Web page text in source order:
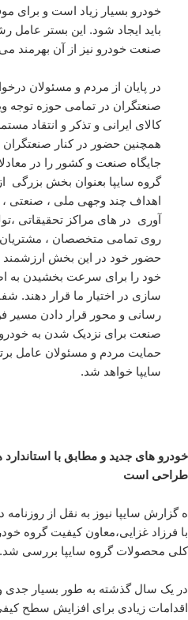
خودرو بسیار زیاد است و برای
باید ایجاد شود. این بستر عامل
صنعت خودرو نیز از آن بهرمند
در پایان از مردم و مسئولان
صنعتگران در تمامی حوزه توجه
کالای ایرانی و تذکر و انتقاد
همچنین حضور در کنار
جایگاه صنعت و کشور را در
گروه سایپا بعنوان بخش بزرگی
اهداف چند وجهی ملی ، صنعتی ،
آوری در های مراکز تحقیقاتی
روی تمامی متخصصان ، مشتریان
حضور خود در این بخش
خود را برای سرعت بخشیدن به
سازی در اختیار ما قرار دهند.
رسانی و محور قرار دادن مسیر فن
صنعت برای نزدیک شدن به خودرو
حمایت مردم و مسئولان عامل
سایپا خواهد شد.
خودرو های جدید و مطابق با استاندارد
طراحی است
ه گزارش سایپا نیوز به نقل از
با فرزاد غزایی،معاون کیفیت گروه
کلی محصولات گروه سایپا بررسی شد.
در یک سال گذشته به طور بسیار جدی
اقدامات زیادی برای افزایش سطح